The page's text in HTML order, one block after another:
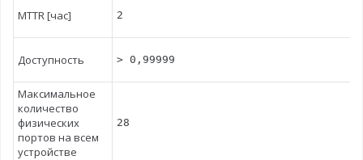
MTTR [час] 2
Доступность > 0,99999
Максимальное
количество
физических
портов на всем
устройстве
28